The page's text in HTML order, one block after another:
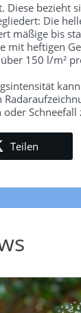
Diese bezieht
Die
mäßige bis
mit heftigen
150 l/m²
oder
Teilen